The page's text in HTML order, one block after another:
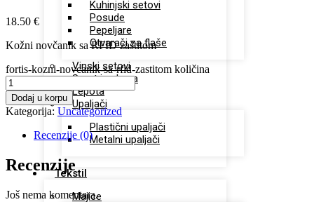
Kuhinjski setovi
Posude
Pepeljare
Otvarači za flaše
Vinski setovi
Sport i zabava
Lepota
Upaljači
Plastični upaljači
Metalni upaljači
Tekstil
Majice
18.50 €
Kožni novčanik sa RFID zaštitom
fortis-kozni-novcanik-sa-rfid-zastitom količina
Dodaj u korpu
Kategorija: Uncategorized
Recenzije (0)
Recenzije
Još nema komentara.